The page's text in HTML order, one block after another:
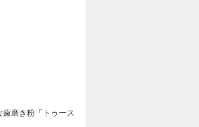
磨き粉「トゥース